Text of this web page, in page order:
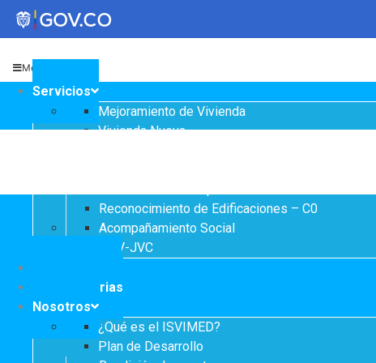
Transparencia
Servicios a la Ciudadanía
Instituto Social de Vivienda y Hábitat de
Medellín
Servicios
Mejoramiento de
Vivienda
Notificaciones
Menu
Servicios
Mejoramiento de Vivienda
Vivienda Nueva
Reconocimiento de Edificaciones – C0
Acompañamiento Social
OPV-JVC
Convocatorias
Nosotros
¿Qué es el ISVIMED?
Plan de Desarrollo